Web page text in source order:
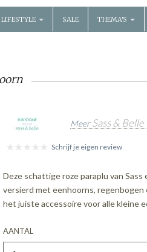
LIFESTYLE SALE THEMA'S
MeerSass & Belle
Schrijf je eigen review
Deze schattige roze paraplu van Sass
versierd met eenhoorns, regenbogen
het juiste accessoire voor alle kleine
AANTAL